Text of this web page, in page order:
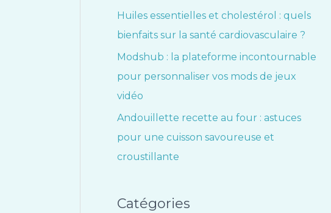
Huiles essentielles et cholestérol : quels
bienfaits sur la santé cardiovasculaire ?
Modshub : la plateforme incontournable
pour personnaliser vos mods de jeux
vidéo
Andouillette recette au four : astuces
pour une cuisson savoureuse et
croustillante
Catégories